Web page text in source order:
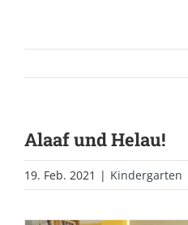
Alaaf und Helau!
19. Feb. 2021 | Kindergarten